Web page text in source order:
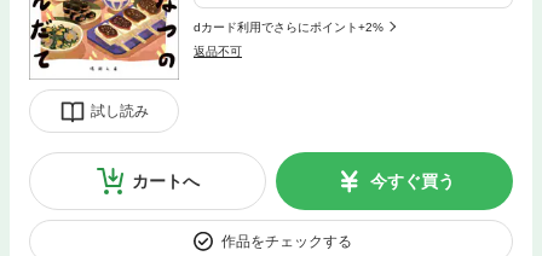
試し読み
dカード利用でさらにポイント+2%
返品不可
カートへ 今すぐ買う
作品をチェックする